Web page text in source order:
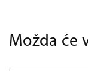
Možda će